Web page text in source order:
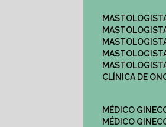
CLÍNICA DE
MÉDICO
MÉDICO